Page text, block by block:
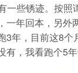
一些锈迹。按照
一年回本，另外
3年，目前这8个
有，我看跑个5